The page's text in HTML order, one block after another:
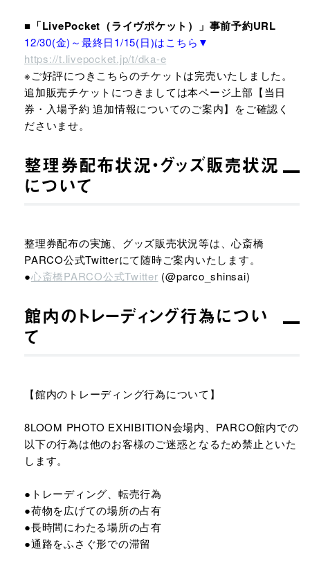
■「LivePocket（ライヴポケット）」事前予約URL
12/30(金)～最終日1/15(日)はこちら▼
https://t.livepocket.jp/t/dka-e
※ご好評につきこちらのチケットは完売いたしました。
追加販売チケットにつきましては本ページ上部【当日
券・入場予約 追加情報についてのご案内】をご確認く
ださいませ。
整理券配布状況・グッズ販売状況
について
整理券配布の実施、グッズ販売状況等は、心斎橋
PARCO公式Twitterにて随時ご案内いたします。
●心斎橋PARCO公式Twitter (@parco_shinsai)
館内のトレーディング行為につい
て
【館内のトレーディング行為について】
8LOOM PHOTO EXHIBITION​会場内、PARCO館内での
以下の行為は他のお客様のご迷惑となるため禁止といた
します。
●トレーディング、転売行為
●荷物を広げての場所の占有
●長時間にわたる場所の占有
●通路をふさぐ形での滞留